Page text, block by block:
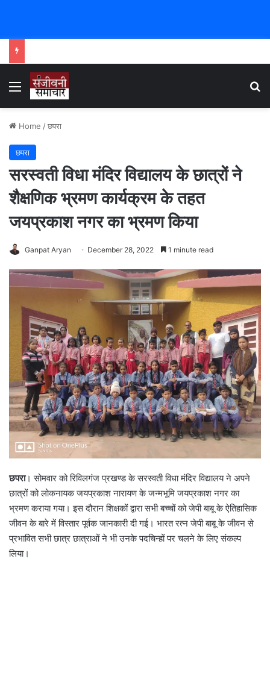
Menu
Home /छपरा
छपरा
सरस्वती विधा मंदिर विद्यालय के छात्रों ने
शैक्षणिक भ्रमण कार्यक्रम के तहत
जयप्रकाश नगर का भ्रमण किया
Ganpat Aryan December 28, 2022 1 minute read
छपरा। सोमवार को रिविलगंज प्रखण्ड के सरस्वती विधा मंदिर विद्यालय ने अपने
छात्रों को लोकनायक जयप्रकाश नारायण के जन्मभूमि जयप्रकाश नगर का
भ्रमण कराया गया। इस दौरान शिक्षकों द्वारा सभी बच्चों को जेपी बाबू के ऐतिहासिक
जीवन के बारे में विस्तार पूर्वक जानकारी दी गई। भारत रत्न जेपी बाबू के जीवन से
प्रभावित सभी छात्र छात्राओं ने भी उनके पदचिन्हों पर चलने के लिए संकल्प
लिया।